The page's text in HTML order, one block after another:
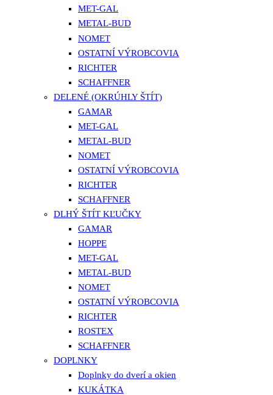
MET-GAL
METAL-BUD
NOMET
OSTATNÍ VÝROBCOVIA
RICHTER
SCHAFFNER
DELENÉ (OKRÚHLY ŠTÍT)
GAMAR
MET-GAL
METAL-BUD
NOMET
OSTATNÍ VÝROBCOVIA
RICHTER
SCHAFFNER
DLHÝ ŠTÍT KĽUČKY
GAMAR
HOPPE
MET-GAL
METAL-BUD
NOMET
OSTATNÍ VÝROBCOVIA
RICHTER
ROSTEX
SCHAFFNER
DOPLNKY
Doplnky do dverí a okien
KUKÁTKA